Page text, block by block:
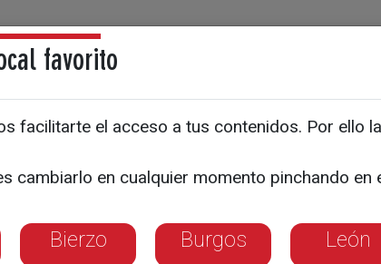
Directos Noticias
Zurbarán generó más
favorito
facilitarte el acceso a tus contenidos. Por ello
cambiarlo en cualquier momento pinchando en
Bierzo Burgos León